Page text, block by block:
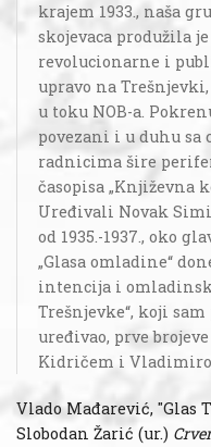
krajem 1933., naša
skojevaca produžila
revolucionarne i
upravo na
u toku NOB-a.
povezani i u duhu sa
radnicima šire
časopisa „Književna
Uređivali Novak
od 1935.-1937., oko
„Glasa omladine“
intencija i
Trešnjevke“, koji
uređivao, prve
Kidričem i
Vlado Mađarević, "Glas
Slobodan Žarić (ur.)